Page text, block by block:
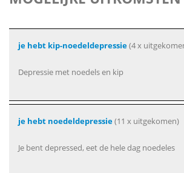
je hebt kip-noedeldepressie(4 x
Depressie met noedels en kip
je hebt noedeldepressie(11 x uitgekomen)
Je bent depressed, eet de hele dag noedeles